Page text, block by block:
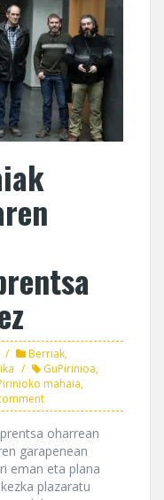
Berriak,
GuPirinioa,
mahaia,
oharrean
garapenean
eman eta plana
plazaratu